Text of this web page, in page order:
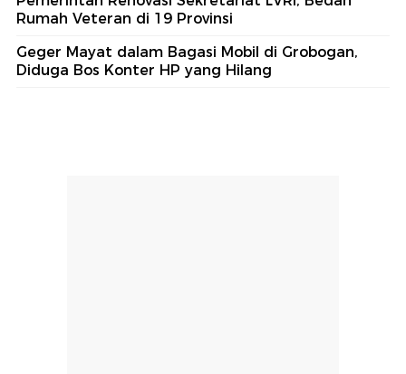
Rumah Veteran di 19 Provinsi
Geger Mayat dalam Bagasi Mobil di Grobogan,
Diduga Bos Konter HP yang Hilang